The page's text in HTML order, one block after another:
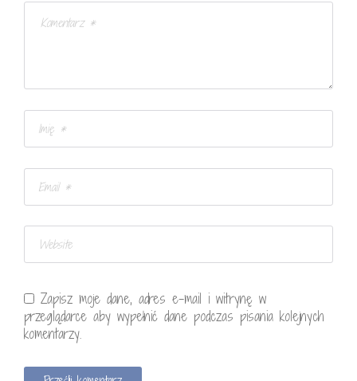
Zapisz moje dane, adres e-mail i witrynę w
przeglądarce aby wypełnić dane podczas pisania kolejnych
komentarzy.